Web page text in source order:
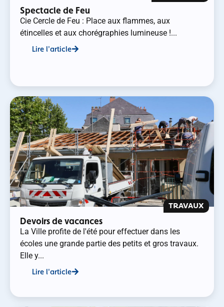
Spectacle de Feu
Cie Cercle de Feu : Place aux flammes, aux
étincelles et aux chorégraphies lumineuse !...
Lire l'article
TRAVAUX
Devoirs de vacances
La Ville profite de l'été pour effectuer dans les
écoles une grande partie des petits et gros travaux.
Elle y...
Lire l'article